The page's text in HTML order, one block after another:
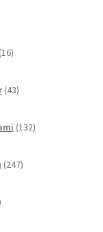
16izdelkov
43izdelkov
132izdelkov
247izdelkov